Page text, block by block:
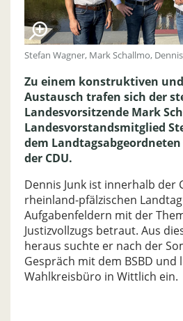
Stefan Wagner, Mark Schallmo,
Zu einem konstruktiven
Austausch trafen sich der
Landesvorsitzende Mark
Landesvorstandsmitglied
dem
der CDU.
Dennis Junk ist innerhalb der
rheinland-pfälzischen
Aufgabenfeldern mit der
Justizvollzugs betraut. Aus
heraus suchte er nach der
Gespräch mit dem BSBD und
Wahlkreisbüro in Wittlich ein.